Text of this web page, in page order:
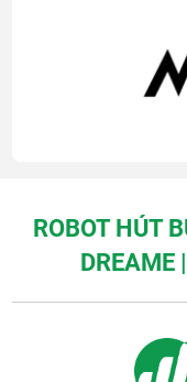
ROBOT HÚT
DREAME